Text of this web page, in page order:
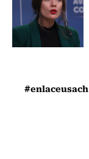
#enlaceusach